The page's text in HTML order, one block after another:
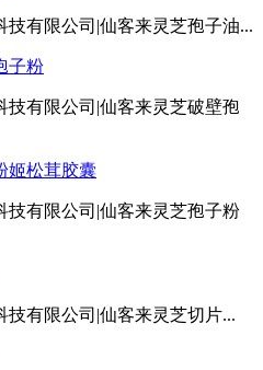
技有限公司|仙客来灵芝孢子油...
子粉
技有限公司|仙客来灵芝破壁孢
姬松茸胶囊
技有限公司|仙客来灵芝孢子粉
技有限公司|仙客来灵芝切片...